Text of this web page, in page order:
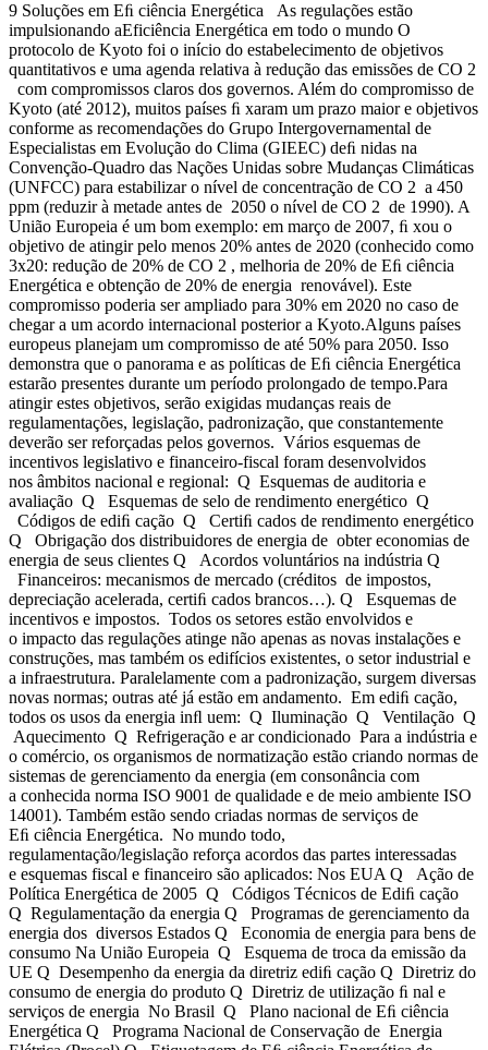
9 Soluções em Eﬁ ciência Energética As regulações estão
impulsionando aEficiência Energética em todo o mundo O
protocolo de Kyoto foi o início do estabelecimento de objetivos
quantitativos e uma agenda relativa à redução das emissões de CO 2
com compromissos claros dos governos. Além do compromisso de
Kyoto (até 2012), muitos países ﬁ xaram um prazo maior e objetivos
conforme as recomendações do Grupo Intergovernamental de
Especialistas em Evolução do Clima (GIEEC) deﬁ nidas na
Convenção-Quadro das Nações Unidas sobre Mudanças Climáticas
(UNFCC) para estabilizar o nível de concentração de CO 2 a 450
ppm (reduzir à metade antes de 2050 o nível de CO 2 de 1990). A
União Europeia é um bom exemplo: em março de 2007, ﬁ xou o
objetivo de atingir pelo menos 20% antes de 2020 (conhecido como
3x20: redução de 20% de CO 2 , melhoria de 20% de Eﬁ ciência
Energética e obtenção de 20% de energia renovável). Este
compromisso poderia ser ampliado para 30% em 2020 no caso de
chegar a um acordo internacional posterior a Kyoto.Alguns países
europeus planejam um compromisso de até 50% para 2050. Isso
demonstra que o panorama e as políticas de Eﬁ ciência Energética
estarão presentes durante um período prolongado de tempo.Para
atingir estes objetivos, serão exigidas mudanças reais de
regulamentações, legislação, padronização, que constantemente
deverão ser reforçadas pelos governos. Vários esquemas de
incentivos legislativo e financeiro-fiscal foram desenvolvidos
nos âmbitos nacional e regional: Q Esquemas de auditoria e
avaliação Q Esquemas de selo de rendimento energético Q
Códigos de ediﬁ cação Q Certiﬁ cados de rendimento energético
Q Obrigação dos distribuidores de energia de obter economias de
energia de seus clientes Q Acordos voluntários na indústria Q
Financeiros: mecanismos de mercado (créditos de impostos,
depreciação acelerada, certiﬁ cados brancos…). Q Esquemas de
incentivos e impostos. Todos os setores estão envolvidos e
o impacto das regulações atinge não apenas as novas instalações e
construções, mas também os edifícios existentes, o setor industrial e
a infraestrutura. Paralelamente com a padronização, surgem diversas
novas normas; outras até já estão em andamento. Em ediﬁ cação,
todos os usos da energia inﬂ uem: Q Iluminação Q Ventilação Q
Aquecimento Q Refrigeração e ar condicionado Para a indústria e
o comércio, os organismos de normatização estão criando normas de
sistemas de gerenciamento da energia (em consonância com
a conhecida norma ISO 9001 de qualidade e de meio ambiente ISO
14001). Também estão sendo criadas normas de serviços de
Eﬁ ciência Energética. No mundo todo,
regulamentação/legislação reforça acordos das partes interessadas
e esquemas fiscal e financeiro são aplicados: Nos EUA Q Ação de
Política Energética de 2005 Q Códigos Técnicos de Ediﬁ cação
Q Regulamentação da energia Q Programas de gerenciamento da
energia dos diversos Estados Q Economia de energia para bens de
consumo Na União Europeia Q Esquema de troca da emissão da
UE Q Desempenho da energia da diretriz ediﬁ cação Q Diretriz do
consumo de energia do produto Q Diretriz de utilização ﬁ nal e
serviços de energia No Brasil Q Plano nacional de Eﬁ ciência
Energética Q Programa Nacional de Conservação de Energia